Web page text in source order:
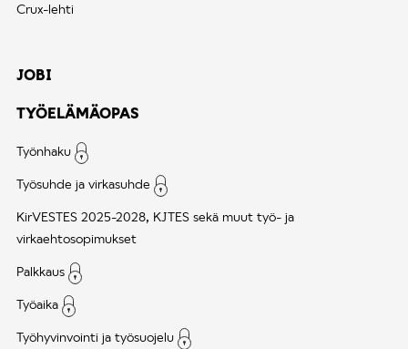
Crux-lehti
JOBI
TYÖELÄMÄOPAS
Työnhaku
Työsuhde ja virkasuhde
KirVESTES 2025-2028, KJTES sekä muut työ- ja
virkaehtosopimukset
Palkkaus
Työaika
Työhyvinvointi ja työsuojelu